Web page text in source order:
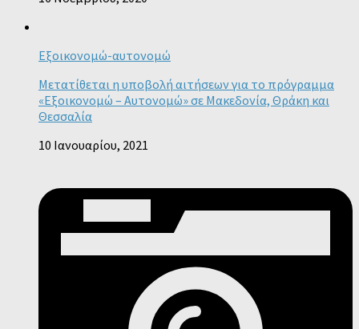
Εξοικονομώ-αυτονομώ
Μετατίθεται η υποβολή αιτήσεων για το πρόγραμμα
«Εξοικονομώ – Αυτονομώ» σε Μακεδονία, Θράκη και
Θεσσαλία
10 Ιανουαρίου, 2021